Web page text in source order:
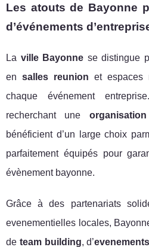
Les atouts de Bayonne
d’événements
La ville Bayonne se distingue
en salles reunion et espaces
chaque événement
recherchant une
bénéficient d’un large choix
parfaitement équipés pour
évènement bayonne.
Grâce à des partenariats
evenementielles locales,
de team building, d’